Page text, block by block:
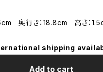
奥行き：18.8cm 高さ：
shipping
Add to cart